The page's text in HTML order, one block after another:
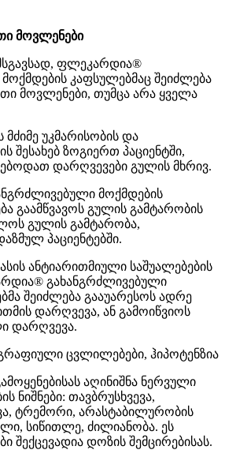
მოვლენები
ფლეკარდია®
კაფსულებმაც შეიძლება
მოვლენები, თუმცა არა ყველა
მძიმე უკმარისობის და
შესახებ ზოგიერთ პაციენტში,
დარღვევები გულის მხრივ.
მოქმდების
გაამწვავოს გულის გამტარობის
გულის გამტარობა,
პაციენტებში.
ანტიარითმიული საშუალებების
გახანგრძლივებული
შეიძლება გააუარესოს ადრე
დარღვევა, ან გამოიწვიოს
დარღვევა.
ცვლილებები, ჰიპოტენზია
აღინიშნა ნერვული
ნიშნები: თავბრუსხვევა,
ტრემორი, არასტაბილურობის
სიწითლე, ძილიანობა. ეს
შექცევადია დოზის შემცირებისას.